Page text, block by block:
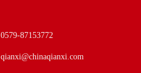
0579-87153772
qianxi@chinaqianxi.com